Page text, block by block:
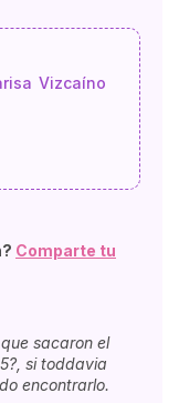
Vizcaíno
Comparte tu
sacaron el
si toddavia
encontrarlo.